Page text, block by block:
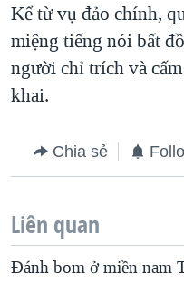
Kể từ vụ đảo chính,
miệng tiếng nói bất
người chỉ trích và
khai.
Chia sẻ
Liên quan
Đánh bom ở miền nam